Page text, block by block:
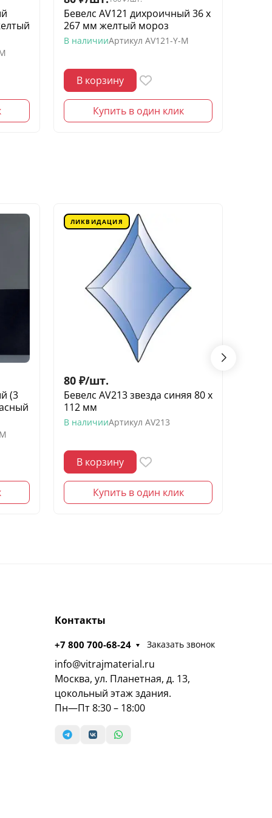
Бевелс AV121 дихроичный 36 х
267 мм желтый мороз
В наличииАртикул AV121-Y-M
В корзину
Купить в один клик
(3
ЛИКВИДАЦИЯ
80 ₽/шт.
Бевелс AV213 звезда синяя 80 х
112 мм
В наличииАртикул AV213
В корзину
Купить в один клик
Контакты
+7 800 700-68-24 Заказать звонок
info@vitrajmaterial.ru
Москва, ул. Планетная, д. 13,
цокольный этаж здания.
Пн—Пт 8:30 – 18:00